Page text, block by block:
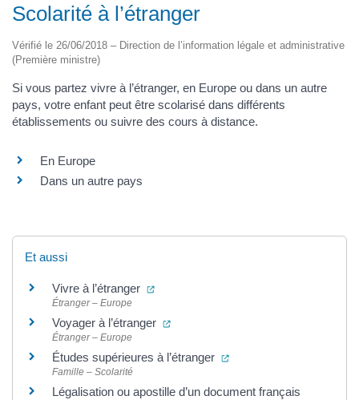
Scolarité à l’étranger
Vérifié le 26/06/2018 – Direction de l’information légale et administrative
(Première ministre)
Si vous partez vivre à l’étranger, en Europe ou dans un autre
pays, votre enfant peut être scolarisé dans différents
établissements ou suivre des cours à distance.
En Europe
Dans un autre pays
Et aussi
Vivre à l’étranger (ouverture dans un nouvel onglet)
Étranger – Europe
Voyager à l’étranger (ouverture dans un nouvel onglet)
Étranger – Europe
Études supérieures à l’étranger (ouverture dans un
Famille – Scolarité
Légalisation ou apostille d’un document français